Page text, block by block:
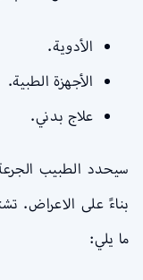
الأدوية.
الأجهزة الطبية.
علاج بدني.
سيحدد الطبيب
بناءً على الاعراض.
ما يلي: